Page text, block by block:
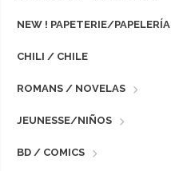
NEW ! PAPETERIE/PAPELERÍA
CHILI / CHILE
ROMANS / NOVELAS
JEUNESSE/NIÑOS
BD / COMICS